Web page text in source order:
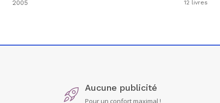
2005 12 livres
Aucune publicité